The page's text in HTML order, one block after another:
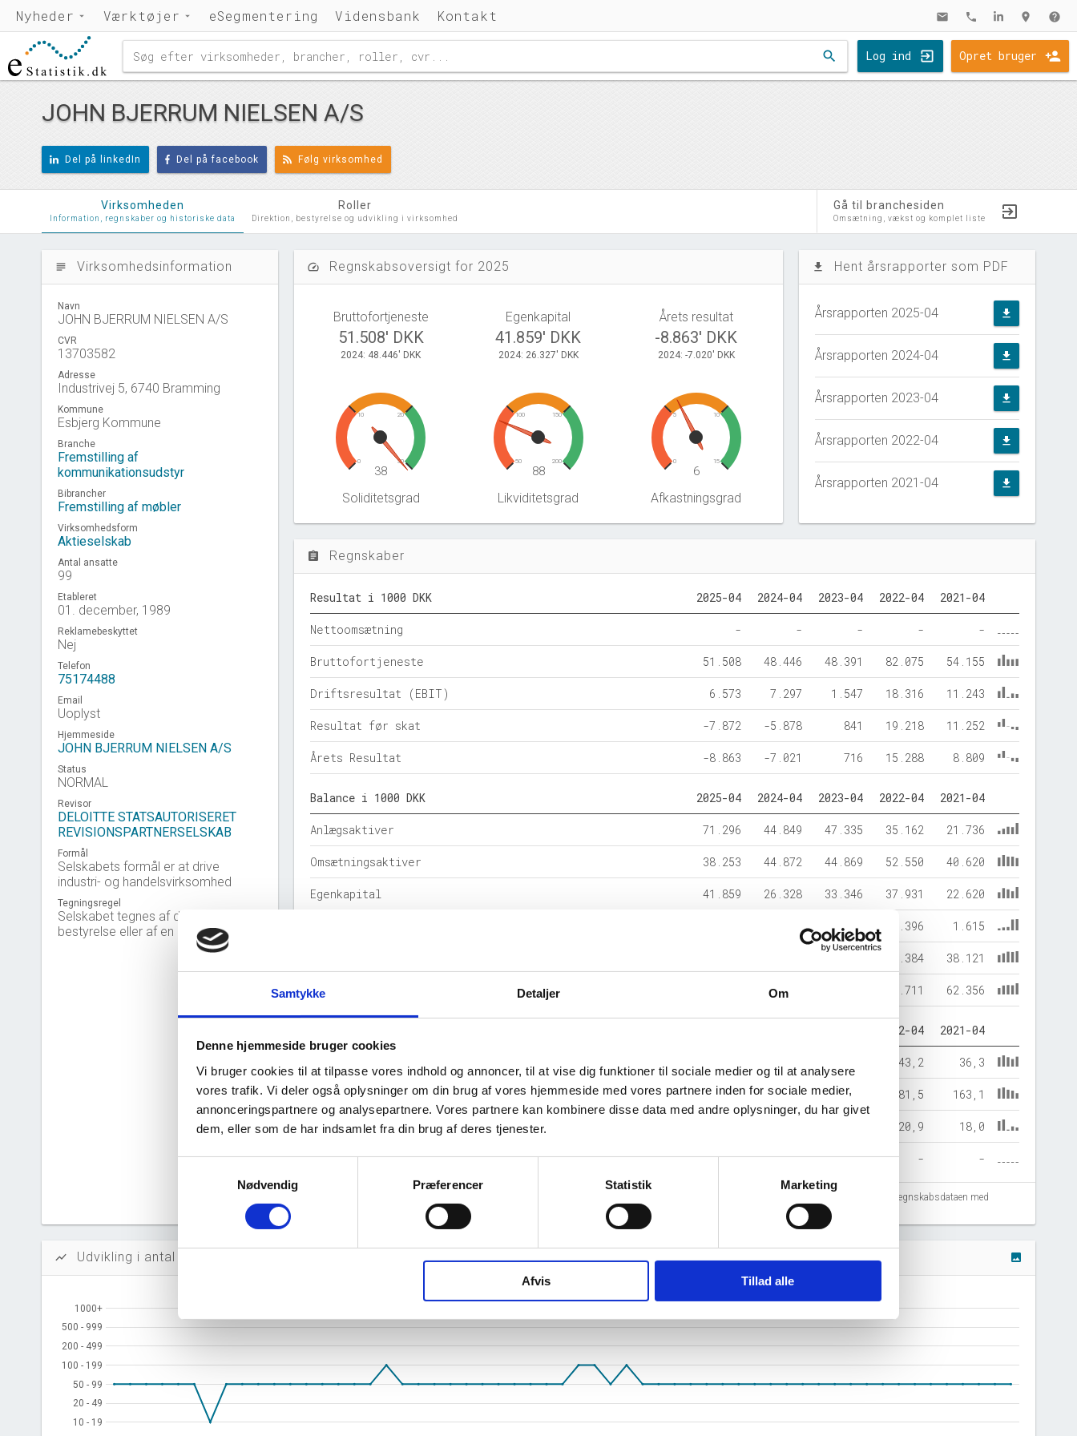
Samtykke Detaljer Om
Denne hjemmeside bruger cookies
Vi bruger cookies til at tilpasse vores indhold og annoncer, til at vise dig funktioner til sociale medier og til at analysere
vores trafik. Vi deler også oplysninger om din brug af vores hjemmeside med vores partnere inden for sociale medier,
annonceringspartnere og analysepartnere. Vores partnere kan kombinere disse data med andre oplysninger, du har givet
dem, eller som de har indsamlet fra din brug af deres tjenester.
Nødvendig
Præferencer Statistik Marketing
Afvis Tillad alle
Nyheder Værktøjer eSegmentering Vidensbank Kontakt mail phone location_on help
search Log ind Opret bruger
JOHN BJERRUM NIELSEN A/S
Del på linkedIn Del på facebook Følg virksomhed
Virksomheden
Information, regnskaber og historiske data
Roller
Direktion, bestyrelse og udvikling i virksomhed
Gå til branchesiden
Omsætning, vækst og komplet liste
subject Virksomhedsinformation
Navn
JOHN BJERRUM NIELSEN A/S
CVR
13703582
Adresse
Industrivej 5, 6740 Bramming
Kommune
Esbjerg Kommune
Branche
Fremstilling af
kommunikationsudstyr
Bibrancher
Fremstilling af møbler
Virksomhedsform
Aktieselskab
Antal ansatte
99
Etableret
01. december, 1989
Reklamebeskyttet
Nej
Telefon
75174488
Email
Uoplyst
Hjemmeside
JOHN BJERRUM NIELSEN A/S
Status
NORMAL
Revisor
DELOITTE STATSAUTORISERET
REVISIONSPARTNERSELSKAB
Formål
Selskabets formål er at drive
industri- og handelsvirksomhed
Tegningsregel
Selskabet tegnes af den samlede
bestyrelse eller af en direktør.
speed Regnskabsoversigt for 2025
Bruttofortjeneste
51.508' DKK
2024: 48.446' DKK
Egenkapital
41.859' DKK
2024: 26.327' DKK
Årets resultat
-8.863' DKK
2024: -7.020' DKK
0
10 20
30
38
Soliditetsgrad
50
100 150
200
88
Likviditetsgrad
0
5 10
15
6
Afkastningsgrad
file_download Hent årsrapporter som PDF
Årsrapporten 2025-04 file_download
Årsrapporten 2024-04 file_download
Årsrapporten 2023-04 file_download
Årsrapporten 2022-04 file_download
Årsrapporten 2021-04 file_download
assignment Regnskaber
Resultat i 1000 DKK 2025-04 2024-04 2023-04 2022-04 2021-04
Nettoomsætning - - - - -
Bruttofortjeneste 51.508 48.446 48.391 82.075 54.155
Driftsresultat (EBIT) 6.573 7.297 1.547 18.316 11.243
Resultat før skat -7.872 -5.878 841 19.218 11.252
Årets Resultat -8.863 -7.021 716 15.288 8.809
Balance i 1000 DKK 2025-04 2024-04 2023-04 2022-04 2021-04
Anlægsaktiver 71.296 44.849 47.335 35.162 21.736
Omsætningsaktiver 38.253 44.872 44.869 52.550 40.620
Egenkapital 41.859 26.328 33.346 37.931 22.620
2.764 2.396 1.615
47.384 38.121
Årets balance 89.721 87.711 62.356
2022-04 2021-04
43,2 36,3
Likviditetsgrad 88,2 128,8 144,4 181,5 163,1
Afkastningsgrad 20,9 18,0
Overskudsgrad - - - - -
Tal fra erhvervsstyrelsens regnskabs-API. eStatistik henviser til Erhvervsstyrelsen ved eventuelle fejlregistreringer. Vi anbefaler at krydstjekke regnskabsdataen med
show_chart Udvikling i antal ansatte image
10 - 19
10 - 19
20 - 49
20 - 49
50 - 99
50 - 99
100 - 199
100 - 199
200 - 499
200 - 499
500 - 999
500 - 999
1000+
1000+